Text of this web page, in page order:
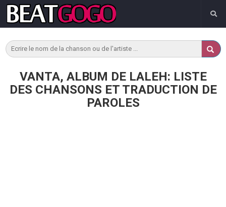
VANTA, ALBUM DE LALEH: LISTE
DES CHANSONS ET TRADUCTION DE
PAROLES